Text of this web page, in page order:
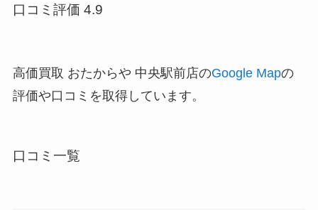
口コミ評価 4.9
高価買取 おたからや 中央駅前店のGoogle Mapの
評価や口コミを取得しています。
口コミ一覧